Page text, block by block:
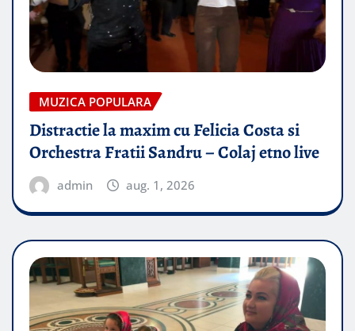
MUZICA POPULARA
Distractie la maxim cu Felicia Costa si
Orchestra Fratii Sandru – Colaj etno live
admin aug. 1, 2026